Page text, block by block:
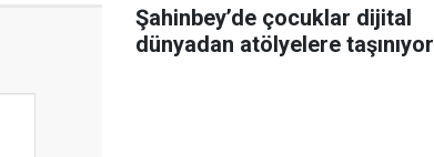
Şahinbey’de çocuklar dijital
dünyadan atölyelere taşınıyor